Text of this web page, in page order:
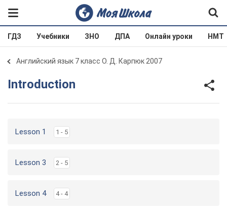
ГДЗ Учебники ЗНО ДПА Онлайн уроки НМТ
Английский язык 7 класс О. Д. Карпюк 2007
Introduction
Lesson 1 1 - 5
Lesson 3 2 - 5
Lesson 4 4 - 4